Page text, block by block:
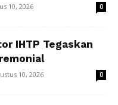
10, 2026 0
IHTP Tegaskan
10, 2026 0